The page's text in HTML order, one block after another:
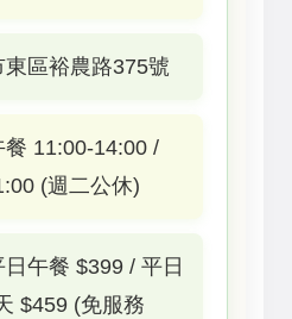
東區裕農路375號
餐 11:00-14:00 /
(週二公休)
日午餐 $399 / 平日
$459 (免服務